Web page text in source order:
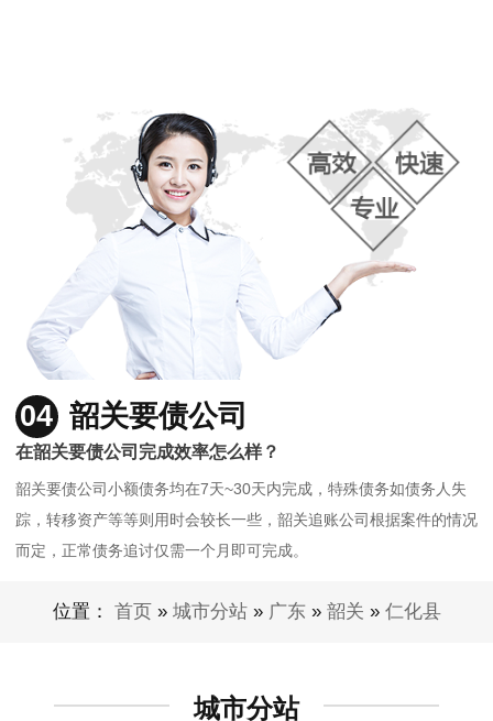
04 韶关要债公司
在韶关要债公司完成效率怎么样？
韶关要债公司小额债务均在7天~30天内完成，特殊债务如债务人失
踪，转移资产等等则用时会较长一些，韶关追账公司根据案件的情况
而定，正常债务追讨仅需一个月即可完成。
位置： 首页 » 城市分站» 广东» 韶关 » 仁化县
城市分站